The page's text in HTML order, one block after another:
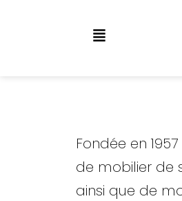
Fondée en
de mobilier de
ainsi que de